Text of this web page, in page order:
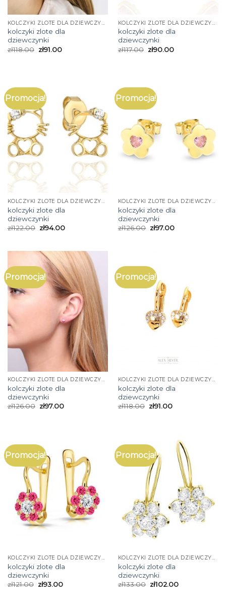
KOLCZYKI ZLOTE DLA DZIEWCZYNKI
kolczyki zlote dla
dziewczynki
zł118.00 zł91.00
KOLCZYKI ZLOTE DLA DZIEWCZYNKI
kolczyki zlote dla
dziewczynki
zł117.00 zł90.00
Promocja!
KOLCZYKI ZLOTE DLA DZIEWCZYNKI
kolczyki zlote dla
dziewczynki
zł122.00 zł94.00
Promocja!
KOLCZYKI ZLOTE DLA DZIEWCZYNKI
kolczyki zlote dla
dziewczynki
zł126.00 zł97.00
Promocja!
KOLCZYKI ZLOTE DLA DZIEWCZYNKI
kolczyki zlote dla
dziewczynki
zł126.00 zł97.00
Promocja!
KOLCZYKI ZLOTE DLA DZIEWCZYNKI
kolczyki zlote dla
dziewczynki
zł118.00 zł91.00
Promocja!
KOLCZYKI ZLOTE DLA DZIEWCZYNKI
kolczyki zlote dla
dziewczynki
zł121.00 zł93.00
Promocja!
KOLCZYKI ZLOTE DLA DZIEWCZYNKI
kolczyki zlote dla
dziewczynki
zł133.00 zł102.00